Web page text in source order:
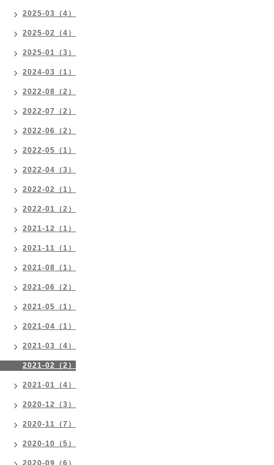
2025-03（4）
2025-02（4）
2025-01（3）
2024-03（1）
2022-08（2）
2022-07（2）
2022-06（2）
2022-05（1）
2022-04（3）
2022-02（1）
2022-01（2）
2021-12（1）
2021-11（1）
2021-08（1）
2021-06（2）
2021-05（1）
2021-04（1）
2021-03（4）
2021-02（2）
2021-01（4）
2020-12（3）
2020-11（7）
2020-10（5）
2020-09（6）